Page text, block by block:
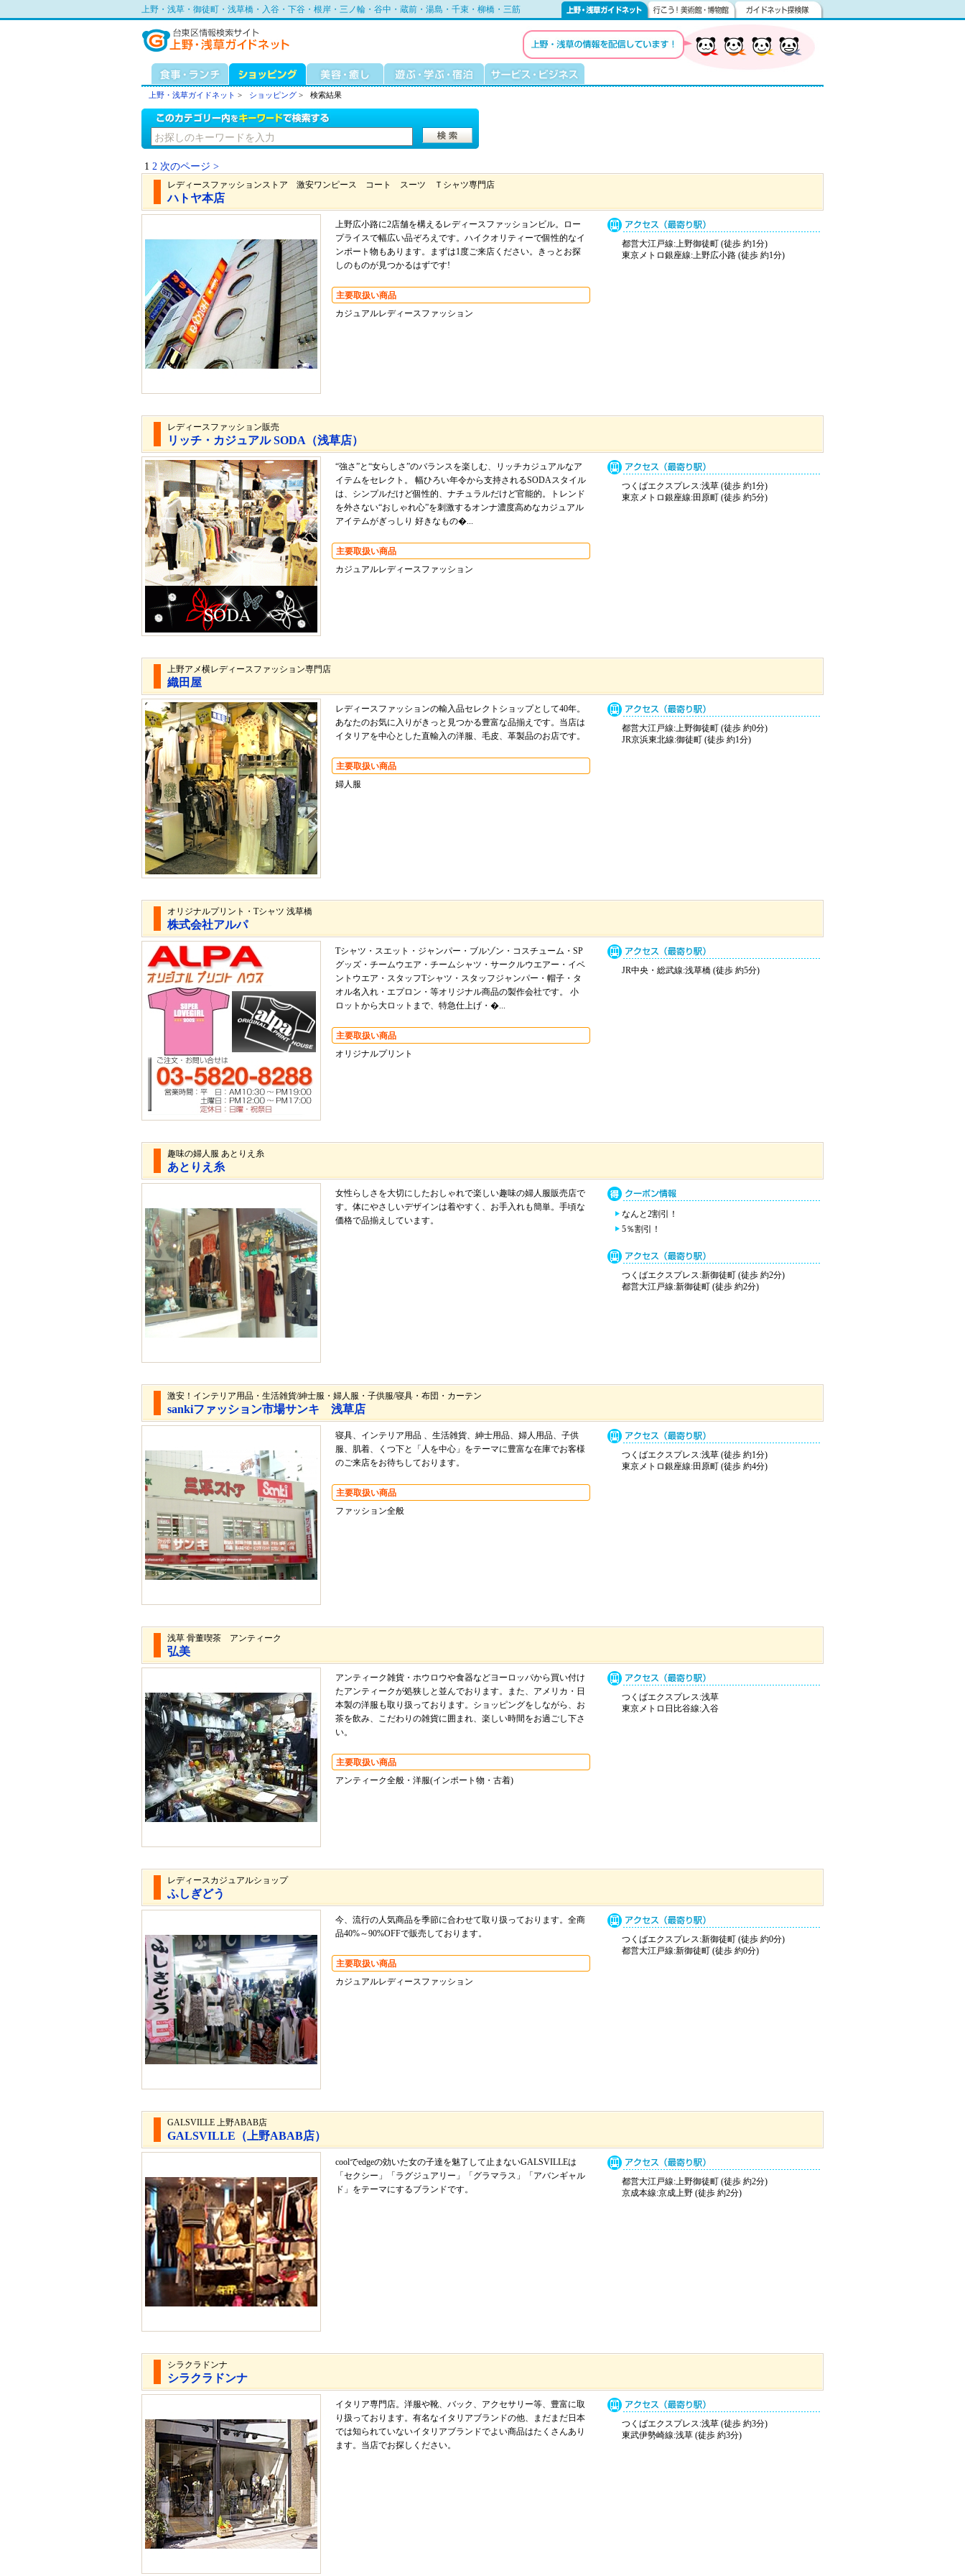
上野・浅草・御徒町・浅草橋・入谷・下谷・根岸・三ノ輪・谷中・蔵前・湯島・千束・柳橋・三筋
上野・浅草ガイドネット > ショッピング > 検索結果
1 2 次のページ >
レディースファッションストア 激安ワンピース コート スーツ Ｔシャツ専門店
ハトヤ本店
上野広小路に2店舗を構えるレディースファッションビル。ロー
プライスで幅広い品ぞろえです。ハイクオリティーで個性的なイ
ンポート物もあります。まずは1度ご来店ください。きっとお探
しのものが見つかるはずです!
主要取扱い商品
カジュアルレディースファッション
都営大江戸線:上野御徒町 (徒歩 約1分)
東京メトロ銀座線:上野広小路 (徒歩 約1分)
レディースファッション販売
リッチ・カジュアル SODA（浅草店）
“強さ”と“女らしさ”のバランスを楽しむ、リッチカジュアルなア
イテムをセレクト。 幅ひろい年令から支持されるSODAスタイル
は、シンプルだけど個性的、ナチュラルだけど官能的。トレンド
を外さない“おしゃれ心”を刺激するオンナ濃度高めなカジュアル
アイテムがぎっしり 好きなもの�...
主要取扱い商品
カジュアルレディースファッション
つくばエクスプレス:浅草 (徒歩 約1分)
東京メトロ銀座線:田原町 (徒歩 約5分)
上野アメ横レディースファッション専門店
織田屋
レディースファッションの輸入品セレクトショップとして40年。
あなたのお気に入りがきっと見つかる豊富な品揃えです。当店は
イタリアを中心とした直輸入の洋服、毛皮、革製品のお店です。
主要取扱い商品
婦人服
都営大江戸線:上野御徒町 (徒歩 約0分)
JR京浜東北線:御徒町 (徒歩 約1分)
オリジナルプリント・Tシャツ 浅草橋
株式会社アルパ
Tシャツ・スエット・ジャンパー・ブルゾン・コスチューム・SP
グッズ・チームウエア・チームシャツ・サークルウエアー・イベ
ントウエア・スタッフTシャツ・スタッフジャンパー・帽子・タ
オル名入れ・エプロン・等オリジナル商品の製作会社です。 小
ロットから大ロットまで、特急仕上げ・�...
主要取扱い商品
オリジナルプリント
JR中央・総武線:浅草橋 (徒歩 約5分)
趣味の婦人服 あとりえ糸
あとりえ糸
女性らしさを大切にしたおしゃれで楽しい趣味の婦人服販売店で
す。体にやさしいデザインは着やすく、お手入れも簡単。手頃な
価格で品揃えしています。
なんと2割引！
5％割引！
つくばエクスプレス:新御徒町 (徒歩 約2分)
都営大江戸線:新御徒町 (徒歩 約2分)
激安！インテリア用品・生活雑貨/紳士服・婦人服・子供服/寝具・布団・カーテン
sankiファッション市場サンキ 浅草店
寝具、インテリア用品 、生活雑貨、紳士用品、婦人用品、子供
服、肌着、くつ下と「人を中心」をテーマに豊富な在庫でお客様
のご来店をお待ちしております。
主要取扱い商品
ファッション全般
つくばエクスプレス:浅草 (徒歩 約1分)
東京メトロ銀座線:田原町 (徒歩 約4分)
浅草 骨董喫茶 アンティーク
弘美
アンティーク雑貨・ホウロウや食器などヨーロッパから買い付け
たアンティークが処狭しと並んでおります。また、アメリカ・日
本製の洋服も取り扱っております。ショッピングをしながら、お
茶を飲み、こだわりの雑貨に囲まれ、楽しい時間をお過ごし下さ
い。
主要取扱い商品
アンティーク全般・洋服(インポート物・古着)
つくばエクスプレス:浅草
東京メトロ日比谷線:入谷
レディースカジュアルショップ
ふしぎどう
今、流行の人気商品を季節に合わせて取り扱っております。全商
品40%～90%OFFで販売しております。
主要取扱い商品
カジュアルレディースファッション
つくばエクスプレス:新御徒町 (徒歩 約0分)
都営大江戸線:新御徒町 (徒歩 約0分)
GALSVILLE 上野ABAB店
GALSVILLE（上野ABAB店）
coolでedgeの効いた女の子達を魅了して止まないGALSVILLEは
「セクシー」「ラグジュアリー」「グラマラス」「アバンギャル
ド」をテーマにするブランドです。
都営大江戸線:上野御徒町 (徒歩 約2分)
京成本線:京成上野 (徒歩 約2分)
シラクラドンナ
シラクラドンナ
イタリア専門店。洋服や靴、バック、アクセサリー等、豊富に取
り扱っております。有名なイタリアブランドの他、まだまだ日本
では知られていないイタリアブランドでよい商品はたくさんあり
ます。当店でお探しください。
つくばエクスプレス:浅草 (徒歩 約3分)
東武伊勢崎線:浅草 (徒歩 約3分)